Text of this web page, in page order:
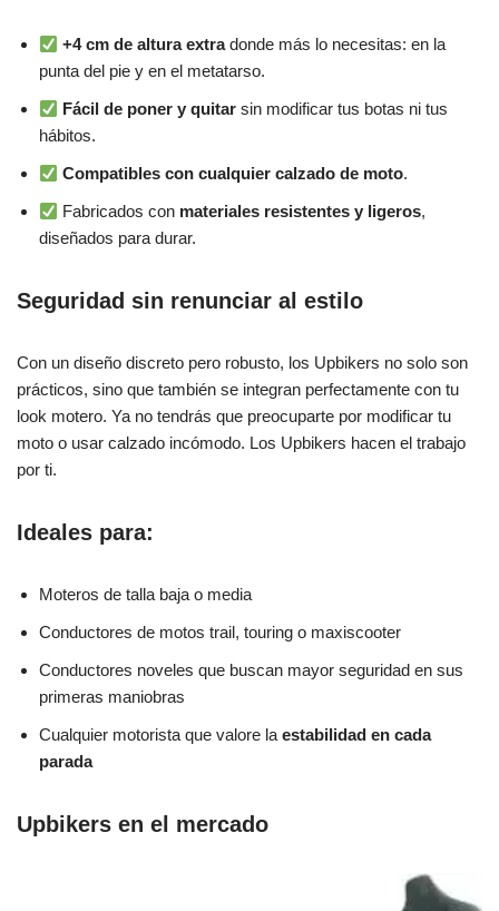
+4 cm de altura extradonde más lo necesitas: en la
punta del pie y en el metatarso.
Fácil de poner y quitar sin modificar tus botas ni tus
hábitos.
Compatibles con cualquier calzado de moto.
Fabricados con materiales resistentes y ligeros,
diseñados para durar.
Seguridad sin renunciar al estilo
Con un diseño discreto pero robusto, los Upbikers no solo son
prácticos, sino que también se integran perfectamente con tu
look motero. Ya no tendrás que preocuparte por modificar tu
moto o usar calzado incómodo. Los Upbikers hacen el trabajo
por ti.
Ideales para:
Moteros de talla baja o media
Conductores de motos trail, touring o maxiscooter
Conductores noveles que buscan mayor seguridad en sus
primeras maniobras
Cualquier motorista que valore la estabilidad en cada
parada
Upbikers en el mercado